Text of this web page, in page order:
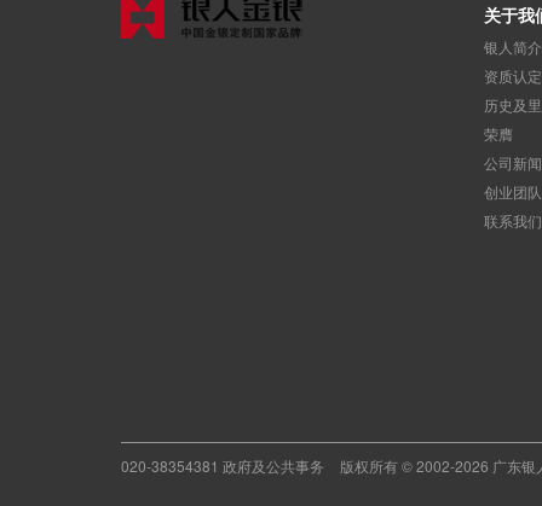
关于我
银人简介
资质认定
历史及
荣膺
公司新
创业团队
联系我们
020-38354381 政府及公共事务 版权所有 © 2002-2026 广东银